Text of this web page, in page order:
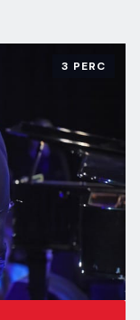
3 PERC